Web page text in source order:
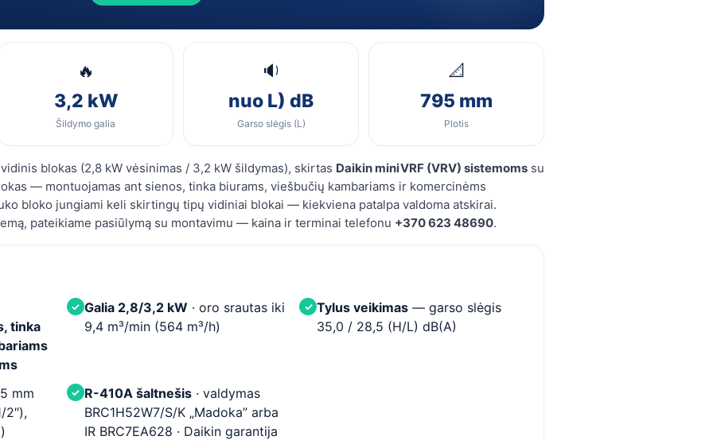
🔥
3,2 kW
Šildymo galia
🔉
nuo L) dB
Garso slėgis (L)
📐
795 mm
Plotis
blokas (2,8 kW vėsinimas / 3,2 kW šildymas), skirtas Daikin miniVRF (VRV) sistemoms su
— montuojamas ant sienos, tinka biurams, viešbučių kambariams ir komercinėms
bloko jungiami keli skirtingų tipų vidiniai blokai — kiekviena patalpa valdoma atskirai.
pateikiame pasiūlymą su montavimu — kaina ir terminai telefonu +370 623 48690.
tinka
✓ Galia 2,8/3,2 kW· oro srautas iki
9,4 m³/min (564 m³/h)
✓ Tylus veikimas — garso slėgis
35,0 / 28,5 (H/L) dB(A)
mm
2″),
✓ R-410A šaltnešis· valdymas
BRC1H52W7/S/K „Madoka” arba
IR BRC7EA628 · Daikin garantija